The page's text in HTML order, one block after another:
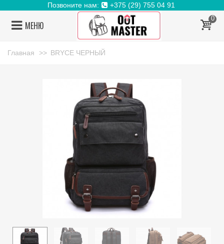
Позвоните нам: +375 (29) 755 04 91
МЕНЮ
0
Главная >> BRYCE ЧЕРНЫЙ